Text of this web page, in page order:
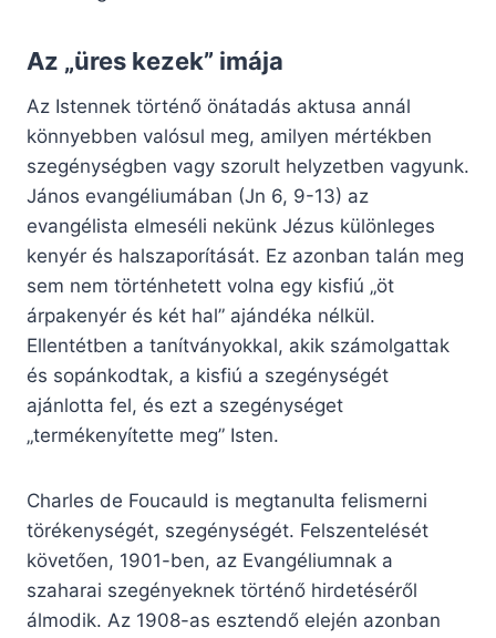
Az „üres kezek” imája
Az Istennek történő önátadás aktusa annál
könnyebben valósul meg, amilyen mértékben
szegénységben vagy szorult helyzetben vagyunk.
János evangéliumában (Jn 6, 9-13) az
evangélista elmeséli nekünk Jézus különleges
kenyér és halszaporítását. Ez azonban talán meg
sem nem történhetett volna egy kisfiú „öt
árpakenyér és két hal” ajándéka nélkül.
Ellentétben a tanítványokkal, akik számolgattak
és sopánkodtak, a kisfiú a szegénységét
ajánlotta fel, és ezt a szegénységet
„termékenyítette meg” Isten.
Charles de Foucauld is megtanulta felismerni
törékenységét, szegénységét. Felszentelését
követően, 1901-ben, az Evangéliumnak a
szaharai szegényeknek történő hirdetéséről
álmodik. Az 1908-as esztendő elején azonban